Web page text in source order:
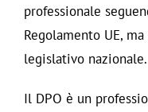
professionale
Regolamento UE,
legislativo nazionale.
Il DPO è un